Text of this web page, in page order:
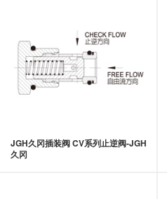
JGH久冈插装阀 CV系列止逆阀-JGH
久冈